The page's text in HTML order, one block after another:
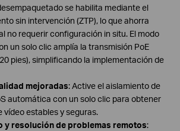
se habilita mediante el
sin intervención (ZTP), lo que ahorra
no requerir configuración in situ. El modo
un solo clic amplía la transmisión PoE
pies), simplificando la implementación de
mejoradas: Active el aislamiento de
automática con un solo clic para obtener
vídeo estables y seguras.
y resolución de problemas remotos: